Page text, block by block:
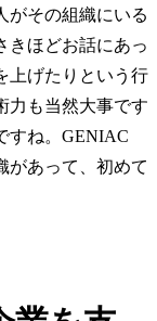
がその組織にいる
きほどお話にあっ
上げたりという行
力も当然大事です
すね。GENIAC
があって、初めて